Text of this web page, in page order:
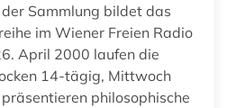
(1)
baden-württemberg (10)
Sammlung bildet das
im Wiener Freien Radio
April 2000 laufen die
14-tägig, Mittwoch
philosophische